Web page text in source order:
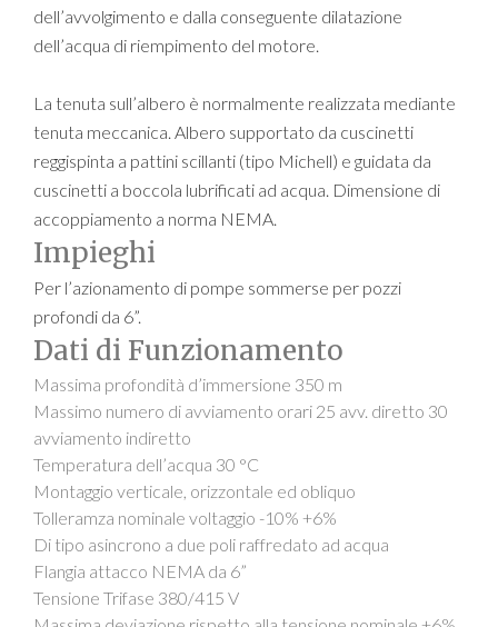
dell’avvolgimento e dalla conseguente dilatazione
dell’acqua di riempimento del motore.
La tenuta sull’albero è normalmente realizzata mediante
tenuta meccanica. Albero supportato da cuscinetti
reggispinta a pattini scillanti (tipo Michell) e guidata da
cuscinetti a boccola lubrificati ad acqua. Dimensione di
accoppiamento a norma NEMA.
Impieghi
Per l’azionamento di pompe sommerse per pozzi
profondi da 6”.
Dati di Funzionamento
Massima profondità d’immersione 350 m
Massimo numero di avviamento orari 25 avv. diretto 30
avviamento indiretto
Temperatura dell’acqua 30 °C
Montaggio verticale, orizzontale ed obliquo
Tolleramza nominale voltaggio -10% +6%
Di tipo asincrono a due poli raffredato ad acqua
Flangia attacco NEMA da 6”
Tensione Trifase 380/415 V